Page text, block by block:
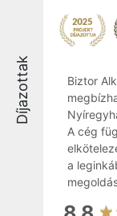
Díjazottak
Biztor
A cég
a